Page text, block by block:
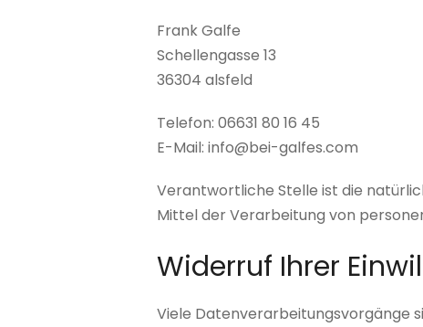
Frank Galfe
Schellengasse 13
36304 alsfeld
Telefon: 06631 80 16 45
E-Mail: info@bei-galfes.com
Verantwortliche Stelle ist die
Mittel der Verarbeitung von
Widerruf Ihrer
Viele Datenverarbeitungsvorgänge